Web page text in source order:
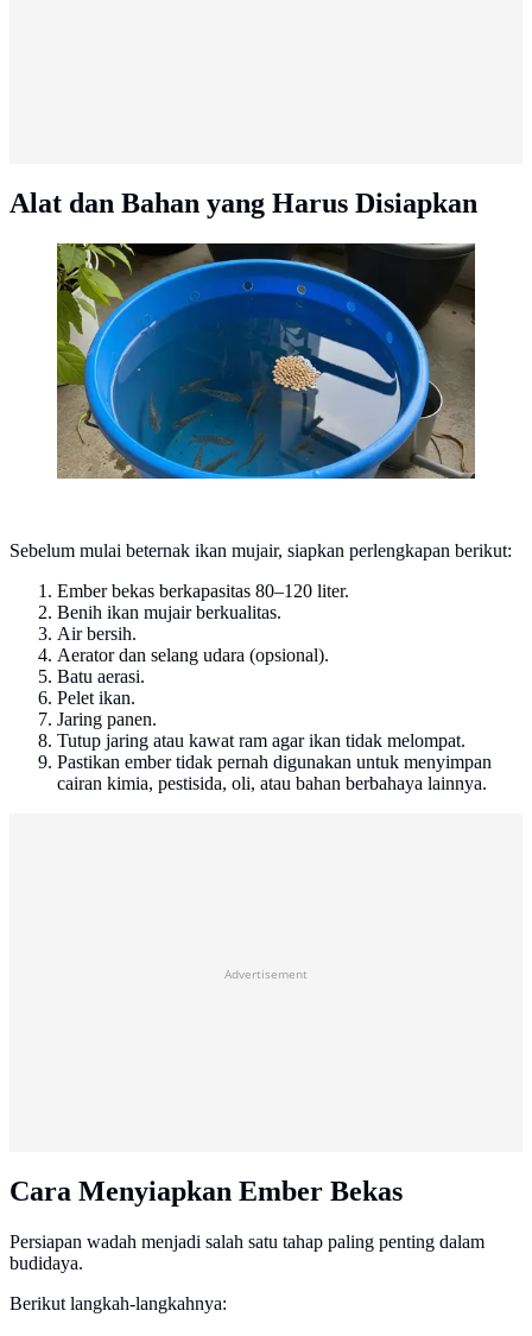
Alat dan Bahan yang Harus Disiapkan
Metode Tradisional, Budidaya Ikan Nila di Ember
Tanpa Aerator. Foto: Gemini
Sebelum mulai beternak ikan mujair, siapkan perlengkapan berikut:
Ember bekas berkapasitas 80–120 liter.
Benih ikan mujair berkualitas.
Air bersih.
Aerator dan selang udara (opsional).
Batu aerasi.
Pelet ikan.
Jaring panen.
Tutup jaring atau kawat ram agar ikan tidak melompat.
Pastikan ember tidak pernah digunakan untuk menyimpan
cairan kimia, pestisida, oli, atau bahan berbahaya lainnya.
Advertisement
Cara Menyiapkan Ember Bekas
Persiapan wadah menjadi salah satu tahap paling penting dalam
budidaya.
Berikut langkah-langkahnya: